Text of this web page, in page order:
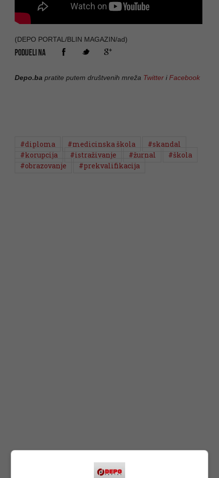
(DEPO PORTAL/BLIN MAGAZIN/ad)
PODIJELI NA
Depo.ba pratite putem društvenih mreža Twitter iFacebook
#diploma #medicinska škola
#skandal
#korupcija
#istraživanje #žurnal
#škola
#obrazovanje
#prekvalifikacija